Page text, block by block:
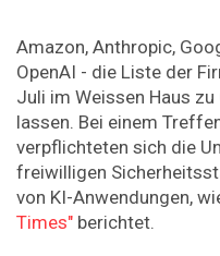
Amazon, Anthropic,
OpenAI - die Liste der
Juli im Weissen Haus
lassen. Bei einem
verpflichteten sich die
freiwilligen
von KI-Anwendungen,
Times" berichtet.